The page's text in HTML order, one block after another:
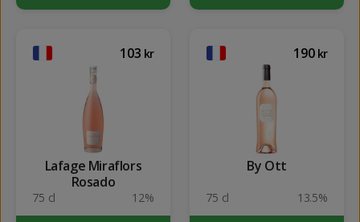
103 kr
Lafage Miraflors
Rosado
75 cl 12%
190 kr
By Ott
75 cl 13.5%